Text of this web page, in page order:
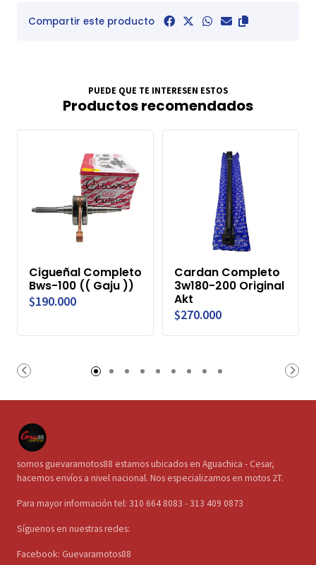
Compartir este producto
PUEDE QUE TE INTERESEN ESTOS
Productos recomendados
Cigueñal Completo
Bws-100 (( Gaju ))
$190.000
Cardan Completo
3w180-200 Original
Akt
$270.000
somos guevaramotos88 estamos ubicados en Aguachica - Cesar,
hacemos envíos a nivel nacional. Nos especializamos en motos 2T.
Para mayor información tel: 310 664 8083 - 313 409 0873
Síguenos en nuestras redes:
Facebook: Guevaramotos88